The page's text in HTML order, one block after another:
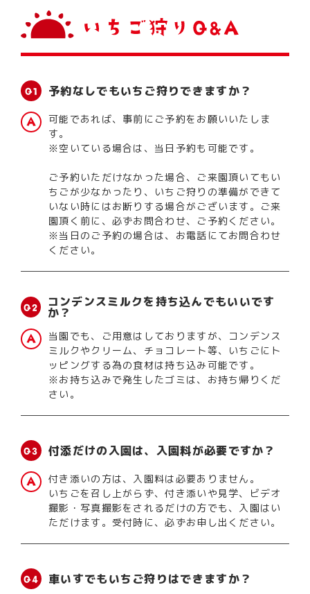
予約なしでもいちご狩りできますか？
可能であれば、事前にご予約をお願いいたしま
す。
※空いている場合は、当日予約も可能です。
ご予約いただけなかった場合、ご来園頂いてもい
ちごが少なかったり、いちご狩りの準備ができて
いない時にはお断りする場合がございます。ご来
園頂く前に、必ずお問合わせ、ご予約ください。
※当日のご予約の場合は、お電話にてお問合わせ
ください。
コンデンスミルクを持ち込んでもいいです
か？
当園でも、ご用意はしておりますが、コンデンス
ミルクやクリーム、チョコレート等、いちごにト
ッピングする為の食材は持ち込み可能です。
※お持ち込みで発生したゴミは、お持ち帰りくだ
さい。
付添だけの入園は、入園料が必要ですか？
付き添いの方は、入園料は必要ありません。
いちごを召し上がらず、付き添いや見学、ビデオ
撮影・写真撮影をされるだけの方でも、入園はい
ただけます。受付時に、必ずお申し出ください。
車いすでもいちご狩りはできますか？